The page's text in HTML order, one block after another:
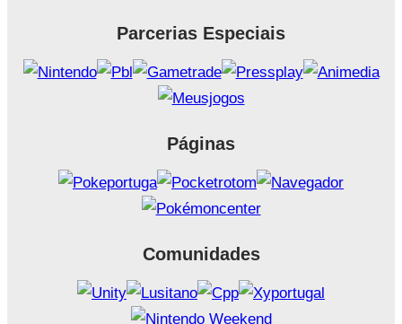
Parcerias Especiais
Páginas
Comunidades